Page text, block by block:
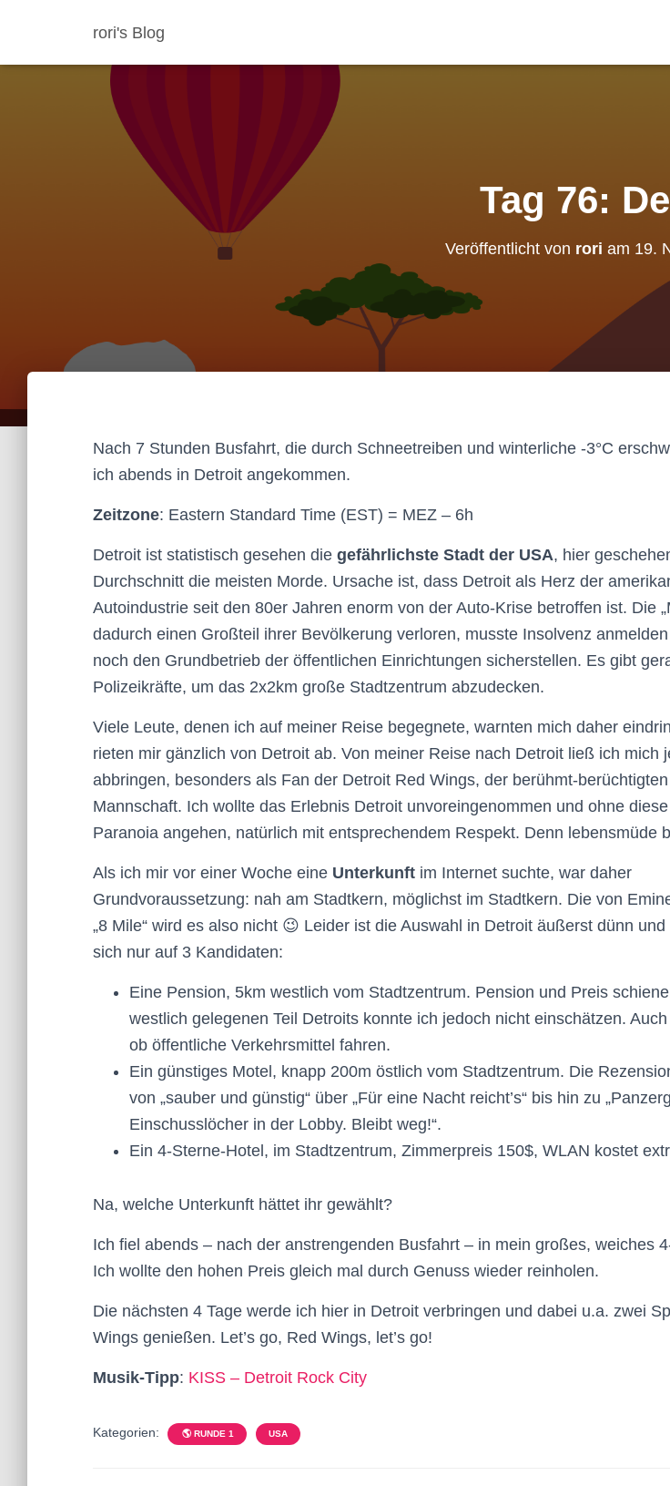
rori's Blog
Tag 76:
Veröffentlicht von rori am 19.
Nach 7 Stunden Busfahrt, die durch Schneetreiben und winterliche -3°C
ich abends in Detroit angekommen.
Zeitzone: Eastern Standard Time (EST) = MEZ – 6h
Detroit ist statistisch gesehen die gefährlichste Stadt der USA, hier
Durchschnitt die meisten Morde. Ursache ist, dass Detroit als Herz der
Autoindustrie seit den 80er Jahren enorm von der Auto-Krise betroffen ist. Die
dadurch einen Großteil ihrer Bevölkerung verloren, musste Insolvenz
noch den Grundbetrieb der öffentlichen Einrichtungen sicherstellen. Es gibt
Polizeikräfte, um das 2x2km große Stadtzentrum abzudecken.
Viele Leute, denen ich auf meiner Reise begegnete, warnten mich daher
rieten mir gänzlich von Detroit ab. Von meiner Reise nach Detroit ließ ich mich
abbringen, besonders als Fan der Detroit Red Wings, der berühmt-
Mannschaft. Ich wollte das Erlebnis Detroit unvoreingenommen und ohne
Paranoia angehen, natürlich mit entsprechendem Respekt. Denn lebensmüde
Als ich mir vor einer Woche eine Unterkunft im Internet suchte, war daher
Grundvoraussetzung: nah am Stadtkern, möglichst im Stadtkern. Die von
„8 Mile“ wird es also nicht 😉 Leider ist die Auswahl in Detroit äußerst dünn
sich nur auf 3 Kandidaten:
Eine Pension, 5km westlich vom Stadtzentrum. Pension und Preis
westlich gelegenen Teil Detroits konnte ich jedoch nicht einschätzen.
ob öffentliche Verkehrsmittel fahren.
Ein günstiges Motel, knapp 200m östlich vom Stadtzentrum. Die
von „sauber und günstig“ über „Für eine Nacht reicht’s“ bis hin zu
Einschusslöcher in der Lobby. Bleibt weg!“.
Ein 4-Sterne-Hotel, im Stadtzentrum, Zimmerpreis 150$, WLAN kostet
Na, welche Unterkunft hättet ihr gewählt?
Ich fiel abends – nach der anstrengenden Busfahrt – in mein großes, weiches
Ich wollte den hohen Preis gleich mal durch Genuss wieder reinholen.
Die nächsten 4 Tage werde ich hier in Detroit verbringen und dabei u.a. zwei
Wings genießen. Let’s go, Red Wings, let’s go!
Musik-Tipp: KISS – Detroit Rock City
Kategorien: 🌎 RUNDE 1 USA